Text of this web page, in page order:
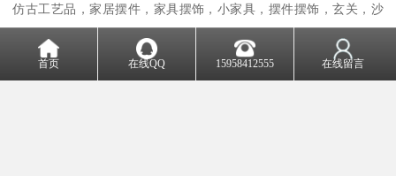
仿古工艺品，家居摆件，家具摆饰，小家具，摆件摆饰，玄关，沙
品，陶瓷花瓶，新古典装饰品，家居摆饰，创意摆件，欧式美家居
首页 在线QQ 15958412555 在线留言